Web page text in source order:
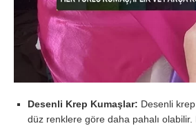
Desenli Krep Kumaşlar: Desenli
düz renklere göre daha pahalı olabilir.